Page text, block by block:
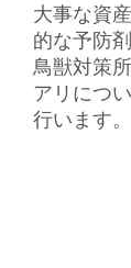
大事な資
的な予防
鳥獣対策
アリにつ
行います。